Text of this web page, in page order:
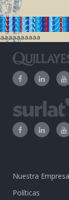
aaaaaaaaaa
Nuestra Empresa
Políticas